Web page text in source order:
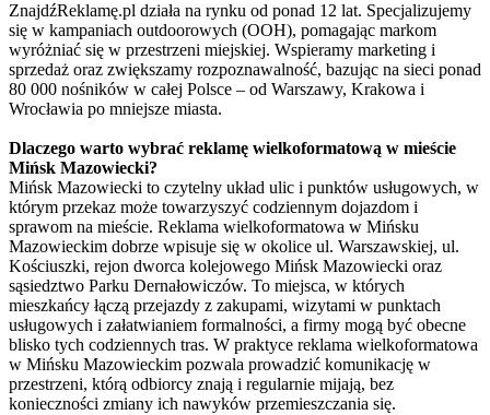
ZnajdźReklamę.pl działa na rynku od ponad 12 lat. Specjalizujemy
się w kampaniach outdoorowych (OOH), pomagając markom
wyróżniać się w przestrzeni miejskiej. Wspieramy marketing i
sprzedaż oraz zwiększamy rozpoznawalność, bazując na sieci ponad
80 000 nośników w całej Polsce – od Warszawy, Krakowa i
Wrocławia po mniejsze miasta.
Dlaczego warto wybrać reklamę wielkoformatową w mieście
Mińsk Mazowiecki?
Mińsk Mazowiecki to czytelny układ ulic i punktów usługowych, w
którym przekaz może towarzyszyć codziennym dojazdom i
sprawom na mieście. Reklama wielkoformatowa w Mińsku
Mazowieckim dobrze wpisuje się w okolice ul. Warszawskiej, ul.
Kościuszki, rejon dworca kolejowego Mińsk Mazowiecki oraz
sąsiedztwo Parku Dernałowiczów. To miejsca, w których
mieszkańcy łączą przejazdy z zakupami, wizytami w punktach
usługowych i załatwianiem formalności, a firmy mogą być obecne
blisko tych codziennych tras. W praktyce reklama wielkoformatowa
w Mińsku Mazowieckim pozwala prowadzić komunikację w
przestrzeni, którą odbiorcy znają i regularnie mijają, bez
konieczności zmiany ich nawyków przemieszczania się.